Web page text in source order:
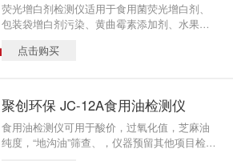
荧光增白剂检测仪适用于食用菌荧光增白剂、
包装袋增白剂污染、黄曲霉素添加剂、水果、
点击购买
聚创环保 JC-12A食用油检测仪
食用油检测仪可用于酸价，过氧化值，芝麻油
纯度，“地沟油”筛查、，仪器预留其他项目检测